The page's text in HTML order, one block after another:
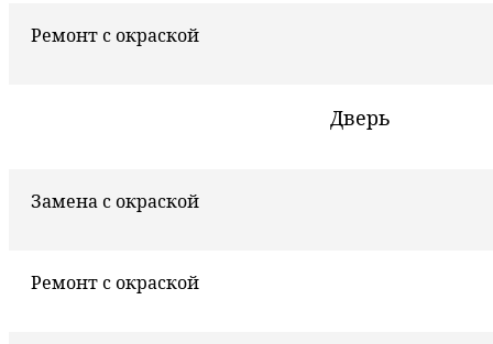
Ремонт с окраской
Дверь
Замена с окраской
Ремонт с окраской